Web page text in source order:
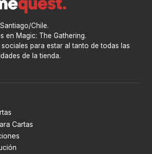
Chile.
en Magic: The Gathering.
para estar al tanto de todas las
de la tienda.
Cartas